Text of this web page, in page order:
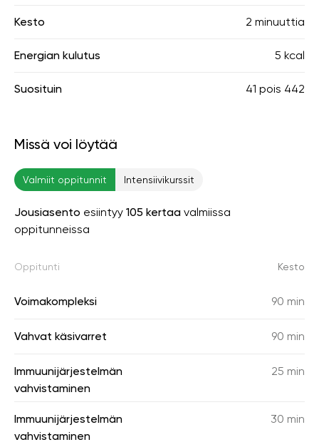
Kesto 2 minuuttia
Energian kulutus 5 kcal
Suosituin 41 pois 442
Missä voi löytää
Valmiit oppitunnit Intensiivikurssit
Jousiasento esiintyy 105 kertaa valmiissa
oppitunneissa
Oppitunti Kesto
Voimakompleksi 90 min
Vahvat käsivarret 90 min
Immuunijärjestelmän
vahvistaminen
25 min
Immuunijärjestelmän
vahvistaminen
30 min